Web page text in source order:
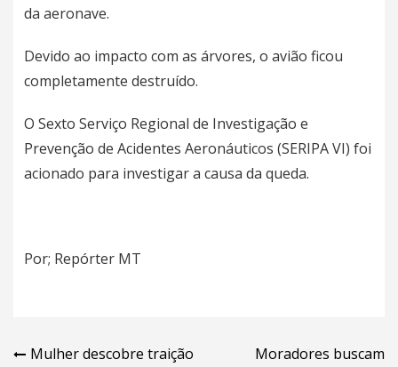
da aeronave.
Devido ao impacto com as árvores, o avião ficou
completamente destruído.
O Sexto Serviço Regional de Investigação e
Prevenção de Acidentes Aeronáuticos (SERIPA VI) foi
acionado para investigar a causa da queda.
Por; Repórter MT
Navegação
Mulher descobre traição
Moradores buscam